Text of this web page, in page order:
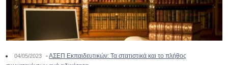
04/05/2023 -ΑΣΕΠ Εκπαιδευτικών: Τα στατιστικά και το πλήθος